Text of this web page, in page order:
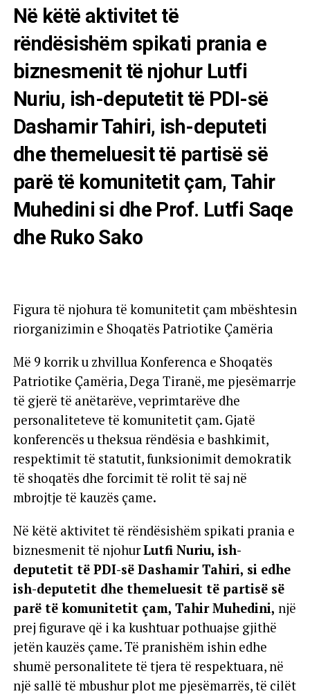
Në këtë aktivitet të
rëndësishëm spikati prania e
biznesmenit të njohur Lutfi
Nuriu, ish-deputetit të PDI-së
Dashamir Tahiri, ish-deputeti
dhe themeluesit të partisë së
parë të komunitetit çam, Tahir
Muhedini si dhe Prof. Lutfi Saqe
dhe Ruko Sako
Figura të njohura të komunitetit çam mbështesin
riorganizimin e Shoqatës Patriotike Çamëria
Më 9 korrik u zhvillua Konferenca e Shoqatës
Patriotike Çamëria, Dega Tiranë, me pjesëmarrje
të gjerë të anëtarëve, veprimtarëve dhe
personaliteteve të komunitetit çam. Gjatë
konferencës u theksua rëndësia e bashkimit,
respektimit të statutit, funksionimit demokratik
të shoqatës dhe forcimit të rolit të saj në
mbrojtje të kauzës çame.
Në këtë aktivitet të rëndësishëm spikati prania e
biznesmenit të njohurLutfi Nuriu, ish-
deputetit të PDI-së Dashamir Tahiri, si edhe
ish-deputetit dhe themeluesit të partisë së
parë të komunitetit çam, Tahir Muhedini, një
prej figurave që i ka kushtuar pothuajse gjithë
jetën kauzës çame. Të pranishëm ishin edhe
shumë personalitete të tjera të respektuara, në
një sallë të mbushur plot me pjesëmarrës, të cilët